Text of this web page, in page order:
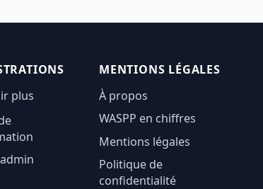
plus
MENTIONS LÉGALES
À propos
WASPP en chiffres
Mentions légales
Politique de
confidentialité